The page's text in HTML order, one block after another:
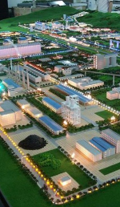
点击查看详情